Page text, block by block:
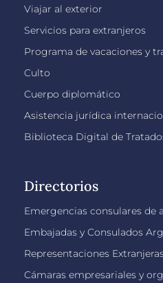
Viajar al exterior
Servicios para extranjeros
Programa de vacaciones y
Culto
Cuerpo diplomático
Asistencia jurídica
Biblioteca Digital de
Directorios
Emergencias consulares de
Embajadas y Consulados
Representaciones
Cámaras empresariales y